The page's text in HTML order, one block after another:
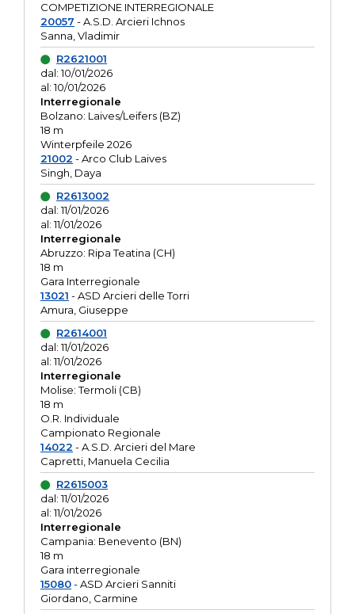
COMPETIZIONE INTERREGIONALE
20057 - A.S.D. Arcieri Ichnos
Sanna, Vladimir
R2621001
dal: 10/01/2026
al: 10/01/2026
Interregionale
Bolzano: Laives/Leifers (BZ)
18 m
Winterpfeile 2026
21002 - Arco Club Laives
Singh, Daya
R2613002
dal: 11/01/2026
al: 11/01/2026
Interregionale
Abruzzo: Ripa Teatina (CH)
18 m
Gara Interregionale
13021 - ASD Arcieri delle Torri
Amura, Giuseppe
R2614001
dal: 11/01/2026
al: 11/01/2026
Interregionale
Molise: Termoli (CB)
18 m
O.R. Individuale
Campionato Regionale
14022 - A.S.D. Arcieri del Mare
Capretti, Manuela Cecilia
R2615003
dal: 11/01/2026
al: 11/01/2026
Interregionale
Campania: Benevento (BN)
18 m
Gara interregionale
15080- ASD Arcieri Sanniti
Giordano, Carmine